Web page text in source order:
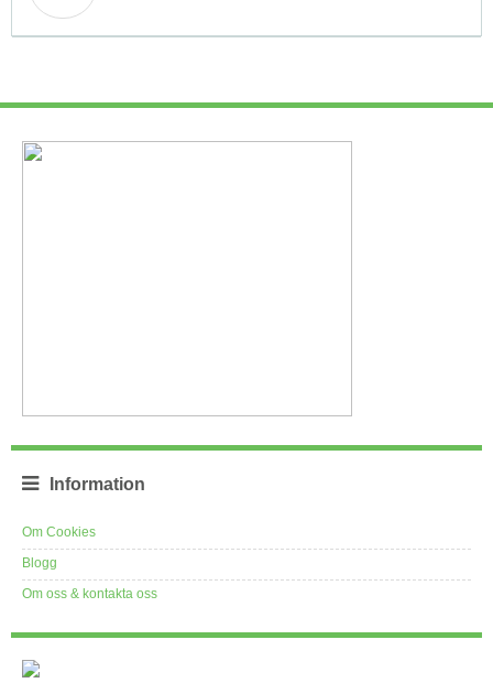
Information
Om Cookies
Blogg
Om oss & kontakta oss